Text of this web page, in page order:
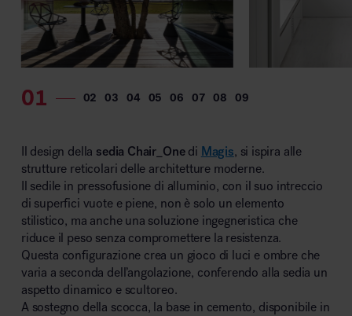
Il design della sedia Chair_Onedi Magis, si ispira alle
strutture reticolari delle architetture moderne.
Il sedile in pressofusione di alluminio, con il suo intreccio
di superfici vuote e piene, non è solo un elemento
stilistico, ma anche una soluzione ingegneristica che
riduce il peso senza compromettere la resistenza.
Questa configurazione crea un gioco di luci e ombre che
varia a seconda dell’angolazione, conferendo alla sedia un
aspetto dinamico e scultoreo.
A sostegno della scocca, la base in cemento, disponibile in